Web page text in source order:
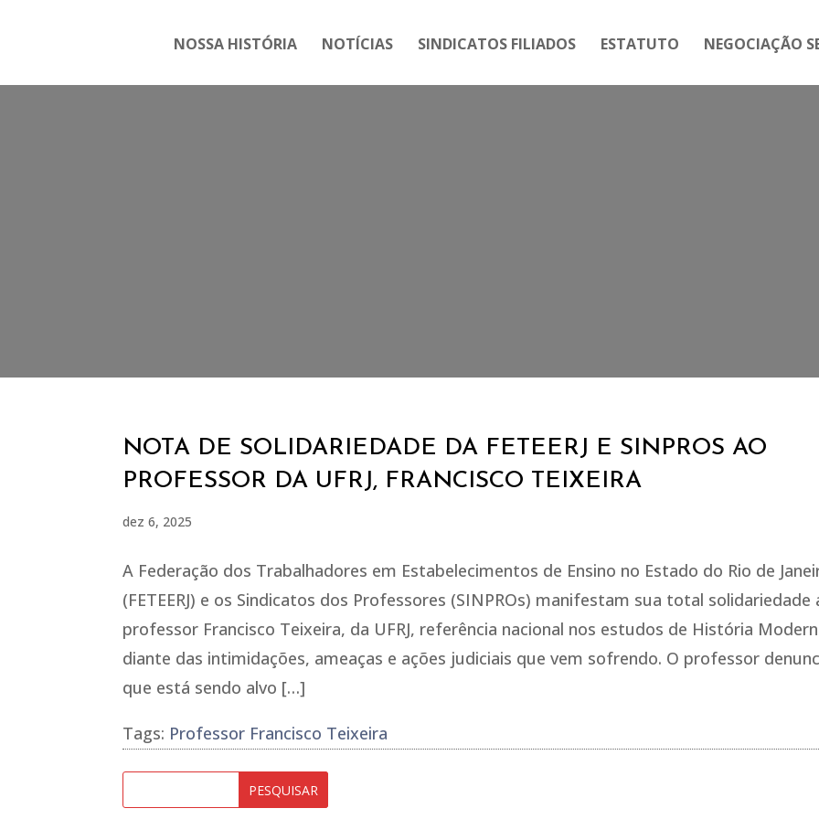
NOSSA HISTÓRIA NOTÍCIAS SINDICATOS FILIADOS ESTATUTO NEGOCIAÇÃO
NOTA DE SOLIDARIEDADE DA FETEERJ E SINPROS AO
PROFESSOR DA UFRJ, FRANCISCO TEIXEIRA
dez 6, 2025
A Federação dos Trabalhadores em Estabelecimentos de Ensino no Estado do Rio de
(FETEERJ) e os Sindicatos dos Professores (SINPROs) manifestam sua total solidariedade
professor Francisco Teixeira, da UFRJ, referência nacional nos estudos de História
diante das intimidações, ameaças e ações judiciais que vem sofrendo. O professor
que está sendo alvo […]
Tags: Professor Francisco Teixeira